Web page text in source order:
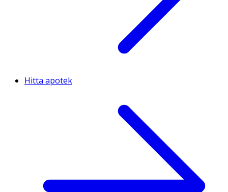
Hitta apotek